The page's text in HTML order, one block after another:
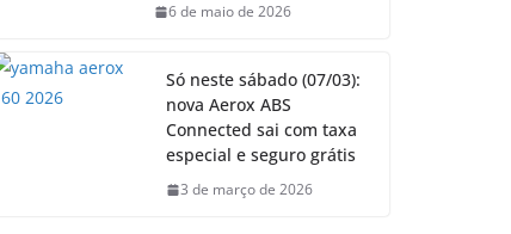
6 de maio de 2026
Só neste sábado (07/03):
nova Aerox ABS
Connected sai com taxa
especial e seguro grátis
3 de março de 2026